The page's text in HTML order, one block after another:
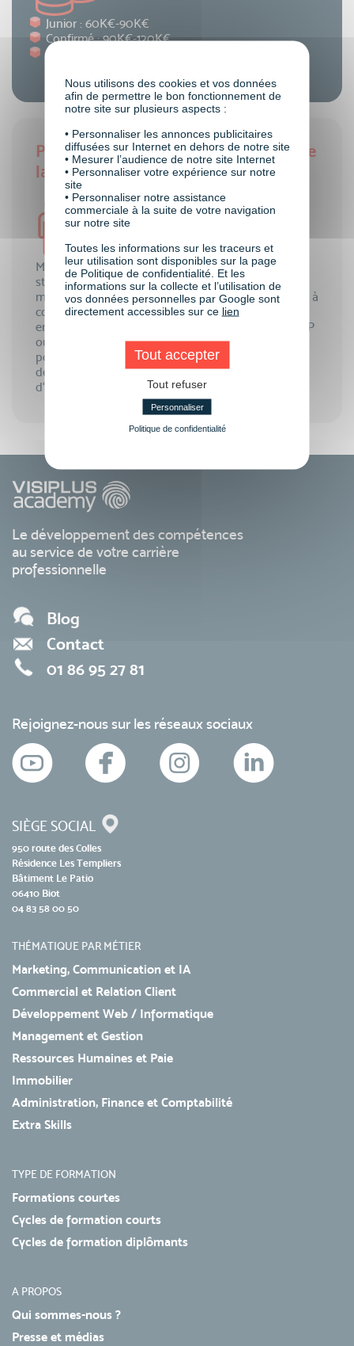
Junior : 60K€-90K€
Confirmé : 90K€-120K€
Senior : + de 120K€
Pré-requis du métier de : Directeur de
la stratégie
Master marketing et études, master marketing
stratégique et opérationnel, master marketing
management innovation et TIC, sont les formations à
compléter si possible avec un MBA ou l’IAE ou
encore un diplôme de formation supérieure type IEP
ou école de commerce en poche pour aspirer à ce
poste de direction. Le futur directeur stratégique
devra effectivement justifier plusieurs années
d‘expériences pour être opérationnel.
Le développement des compétences
au service de votre carrière
professionnelle
Blog
Contact
01 86 95 27 81
Rejoignez-nous sur les réseaux sociaux
SIÈGE SOCIAL
950 route des Colles
Résidence Les Templiers
Bâtiment Le Patio
06410 Biot
04 83 58 00 50
THÉMATIQUE PAR MÉTIER
Marketing, Communication et IA
Commercial et Relation Client
Développement Web / Informatique
Management et Gestion
Ressources Humaines et Paie
Immobilier
Administration, Finance et Comptabilité
Extra Skills
TYPE DE FORMATION
Formations courtes
Cycles de formation courts
Cycles de formation diplômants
A PROPOS
Qui sommes-nous ?
Presse et médias
Nous utilisons des cookies et vos données
afin de permettre le bon fonctionnement de
notre site sur plusieurs aspects :
• Personnaliser les annonces publicitaires
diffusées sur Internet en dehors de notre site
• Mesurer l’audience de notre site Internet
• Personnaliser votre expérience sur notre
site
• Personnaliser notre assistance
commerciale à la suite de votre navigation
sur notre site
Toutes les informations sur les traceurs et
leur utilisation sont disponibles sur la page
de Politique de confidentialité. Et les
informations sur la collecte et l’utilisation de
vos données personnelles par Google sont
directement accessibles sur ce lien
Tout accepter
Tout refuser
Personnaliser
Politique de confidentialité